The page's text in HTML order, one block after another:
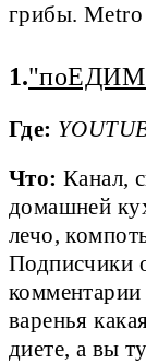
грибы.
1.
Где:
Что:Канал,
домашней
лечо,
Подписчики
комментарии
варенья
диете, а вы